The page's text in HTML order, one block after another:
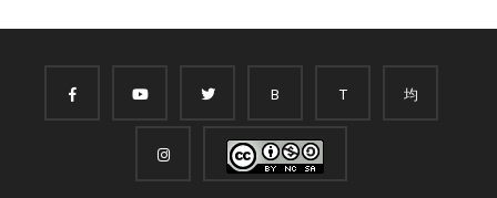
B T 均